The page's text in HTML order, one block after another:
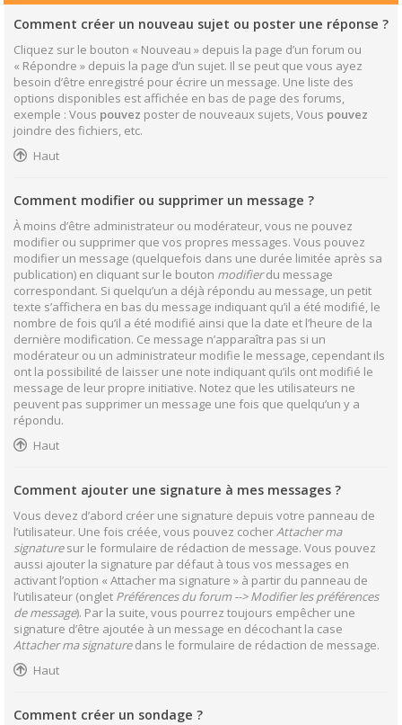
Comment créer un nouveau sujet ou poster une réponse ?
Cliquez sur le bouton « Nouveau » depuis la page d’un forum ou
« Répondre » depuis la page d’un sujet. Il se peut que vous ayez
besoin d’être enregistré pour écrire un message. Une liste des
options disponibles est affichée en bas de page des forums,
exemple : Vous pouvez poster de nouveaux sujets, Vous pouvez
joindre des fichiers, etc.
Haut
Comment modifier ou supprimer un message ?
À moins d’être administrateur ou modérateur, vous ne pouvez
modifier ou supprimer que vos propres messages. Vous pouvez
modifier un message (quelquefois dans une durée limitée après sa
publication) en cliquant sur le bouton modifierdu message
correspondant. Si quelqu’un a déjà répondu au message, un petit
texte s’affichera en bas du message indiquant qu’il a été modifié, le
nombre de fois qu’il a été modifié ainsi que la date et l’heure de la
dernière modification. Ce message n’apparaîtra pas si un
modérateur ou un administrateur modifie le message, cependant ils
ont la possibilité de laisser une note indiquant qu’ils ont modifié le
message de leur propre initiative. Notez que les utilisateurs ne
peuvent pas supprimer un message une fois que quelqu’un y a
répondu.
Haut
Comment ajouter une signature à mes messages ?
Vous devez d’abord créer une signature depuis votre panneau de
l’utilisateur. Une fois créée, vous pouvez cocherAttacher ma
signaturesur le formulaire de rédaction de message. Vous pouvez
aussi ajouter la signature par défaut à tous vos messages en
activant l’option « Attacher ma signature » à partir du panneau de
l’utilisateur (onglet Préférences du forum --> Modifier les préférences
de message). Par la suite, vous pourrez toujours empêcher une
signature d’être ajoutée à un message en décochant la case
Attacher ma signaturedans le formulaire de rédaction de message.
Haut
Comment créer un sondage ?